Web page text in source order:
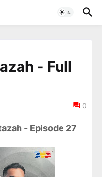
- Full
0
- Episode 27